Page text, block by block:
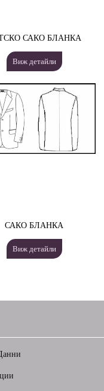
САКО БЛАНКА
Виж детайли
САКО БЛАНКА
Виж детайли